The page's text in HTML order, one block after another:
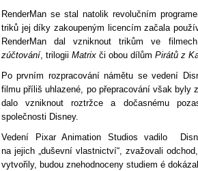
RenderMan se stal natolik revolučním
triků jej díky zakoupeným licencím začala
RenderMan dal vzniknout trikům ve
zúčtování, trilogii Matrix či obou dílům Pirátů z
Po prvním rozpracování námětu se vedení
filmu příliš uhlazené, po přepracování však byly
dalo vzniknout roztržce a dočasnému
společnosti Disney.
Vedení Pixar Animation Studios vadilo
na jejich „duševní vlastnictví“, zvažovali
vytvořily, budou znehodnoceny studiem é